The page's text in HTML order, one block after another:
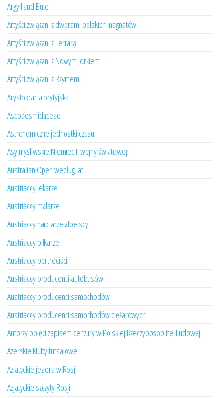
Argyll and Bute
Artyści związani z dworami polskich magnatów
Artyści związani z Ferrarą
Artyści związani z Nowym Jorkiem
Artyści związani z Rzymem
Arystokracja brytyjska
Ascodesmidaceae
Astronomiczne jednostki czasu
Asy myśliwskie Niemiec II wojny światowej
Australian Open według lat
Austriaccy lekarze
Austriaccy malarze
Austriaccy narciarze alpejscy
Austriaccy piłkarze
Austriaccy portreciści
Austriaccy producenci autobusów
Austriaccy producenci samochodów
Austriaccy producenci samochodów ciężarowych
Autorzy objęci zapisem cenzury w Polskiej Rzeczypospolitej Ludowej
Azerskie kluby futsalowe
Azjatyckie jeziora w Rosji
Azjatyckie szczyty Rosji